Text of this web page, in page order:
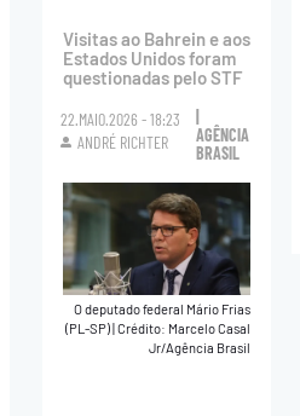
Visitas ao Bahrein e aos
Estados Unidos foram
questionadas pelo STF
22.MAIO.2026 - 18:23
ANDRÉ RICHTER
AGÊNCIA
BRASIL
O deputado federal Mário Frias
(PL-SP)|Crédito: Marcelo Casal
Jr/Agência Brasil